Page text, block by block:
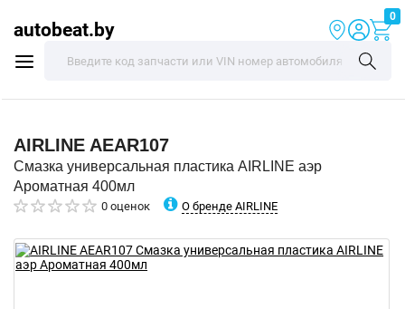
autobeat.by
0
AIRLINE AEAR107
Смазка универсальная пластика AIRLINE аэр
Ароматная 400мл
0 оценок О бренде AIRLINE